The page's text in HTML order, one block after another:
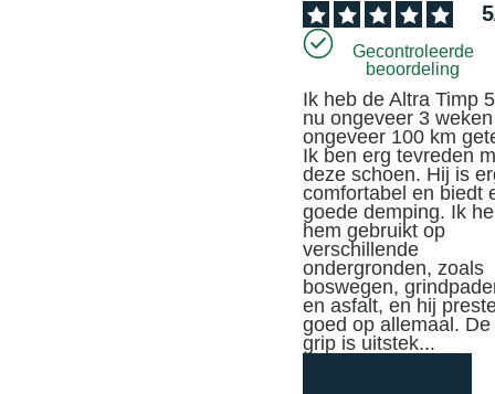
5
Gecontroleerde
beoordeling
Ik heb de Altra Timp 5
nu ongeveer 3
ongeveer 100 km
Ik ben erg tevreden
deze schoen. Hij is
comfortabel en biedt
goede demping. Ik
hem gebruikt op
verschillende
ondergronden, zoals
boswegen,
en asfalt, en hij
goed op allemaal. De
grip is uitstek...